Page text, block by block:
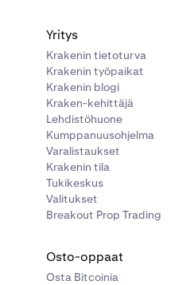
Yritys
Krakenin tietoturva
Krakenin työpaikat
Krakenin blogi
Kraken-kehittäjä
Lehdistöhuone
Kumppanuusohjelma
Varalistaukset
Krakenin tila
Tukikeskus
Valitukset
Breakout Prop Trading
Osto-oppaat
Osta Bitcoinia